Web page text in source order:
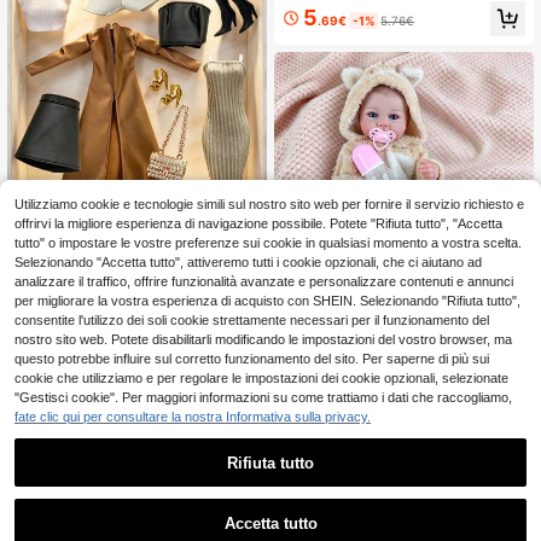
NEW Set di abbigliamento di lusso p
er bambole in più pezzi, progettato
per gli appassionati di moda, abbina
to ad accessori raffinati, adatto per
varie occasioni. Adatto per bambole
da 11,5-12 pollici, abiti per bambole
BJD 1/6, può essere utilizzato come
regalo per le vacanze.
14 .59€
oggetto decorativo. È un ottimo reg
anno.
5.69€ -1% 5.76€
Bambola da simulazione sorridente
lavabile da circa 50 cm, compagna
di giochi per casa delle bambole, re
galo da collezione
2 left
41.25€
1
Utilizziamo cookie e tecnologie simili sul nostro sito web per fornire il servizio richiesto e
offrirvi la migliore esperienza di navigazione possibile. Potete "Rifiuta tutto", "Accetta
tutto" o impostare le vostre preferenze sui cookie in qualsiasi momento a vostra scelta.
Selezionando "Accetta tutto", attiveremo tutti i cookie opzionali, che ci aiutano ad
analizzare il traffico, offrire funzionalità avanzate e personalizzare contenuti e annunci
per migliorare la vostra esperienza di acquisto con SHEIN. Selezionando "Rifiuta tutto",
consentite l'utilizzo dei soli cookie strettamente necessari per il funzionamento del
nostro sito web. Potete disabilitarli modificando le impostazioni del vostro browser, ma
questo potrebbe influire sul corretto funzionamento del sito. Per saperne di più sui
cookie che utilizziamo e per regolare le impostazioni dei cookie opzionali, selezionate
"Gestisci cookie". Per maggiori informazioni su come trattiamo i dati che raccogliamo,
fate clic qui per consultare la nostra Informativa sulla privacy.
Rifiuta tutto
Accetta tutto